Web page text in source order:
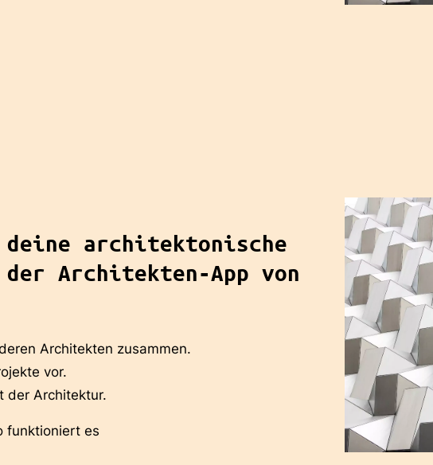
deine architektonische
Architekten-App von
Architekten zusammen.
vor.
der Architektur.
funktioniert es